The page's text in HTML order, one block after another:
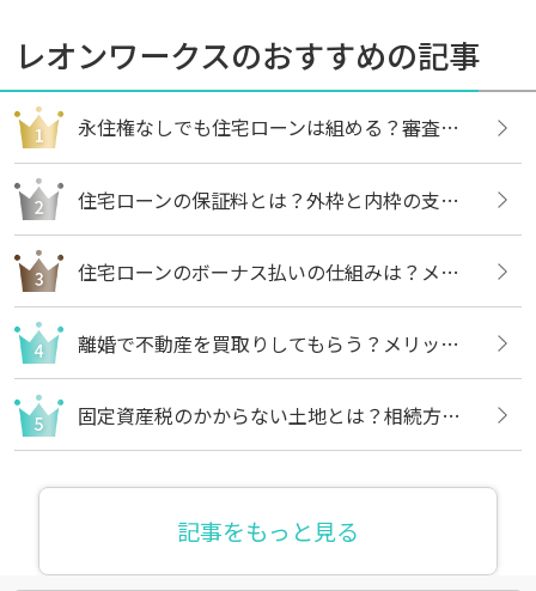
レオンワークスのおすすめの記事
永住権なしでも住宅ローンは組める？審査内容や借りる方法についても解説
住宅ローンの保証料とは？外枠と内枠の支払い方法や違いについても解説
住宅ローンのボーナス払いの仕組みは？メリットや注意点についても解説
離婚で不動産を買取りしてもらう？メリットや売却の流れについても解説
固定資産税のかからない土地とは？相続方法や不要な場合の処分方法も解説
記事をもっと見る